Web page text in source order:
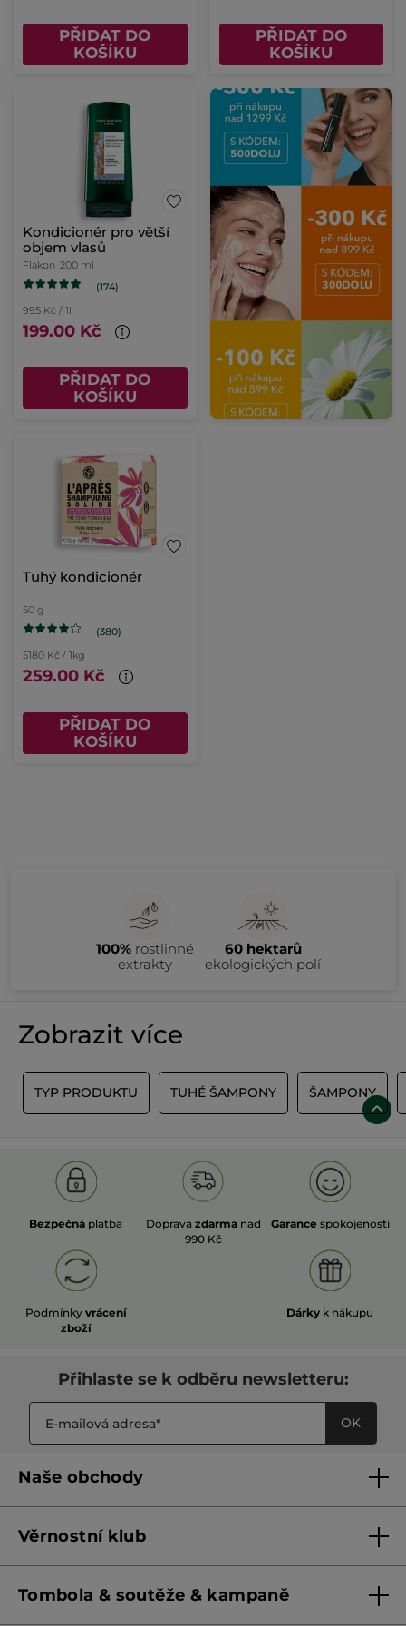
PŘIDAT DO
KOŠÍKU
PŘIDAT DO
KOŠÍKU
Kondicionér pro větší
objem vlasů
Flakon 200 ml
(174)
995 Kč / 1l
199.00 Kč
PŘIDAT DO
KOŠÍKU
Tuhý kondicionér
50 g
(380)
5180 Kč / 1kg
259.00 Kč
PŘIDAT DO
KOŠÍKU
100% rostlinné
extrakty
60 hektarů
ekologických polí
Zobrazit více
TYP PRODUKTU TUHÉ ŠAMPONY ŠAMPONY
Bezpečná platba Doprava zdarma nad
990 Kč
Garance spokojenosti
Podmínky vrácení
zboží
Dárky k nákupu
Přihlaste se k odběru newsletteru:
OK
Naše obchody
Franšízing
Věrnostní klub
Pravidla věrnostního klubu od 1. 6. 2026
Tombola & soutěže & kampaně